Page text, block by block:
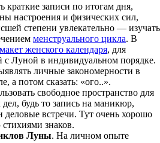
краткие записи по итогам дня,
настроения и физических сил,
степени увлекательно — изучать
менструального цикла. В
женского календаря, для
с Луной в индивидуальном порядке.
личные закономерности в
а потом сказать: «ого..».
свободное пространство для
будь то запись на маникюр,
деловые встречи. Тут очень хорошо
знаков.
Луны. На личном опыте